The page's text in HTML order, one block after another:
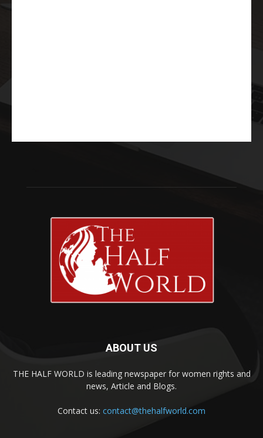
ABOUT US
THE HALF WORLD is leading newspaper for women rights and
news, Article and Blogs.
Contact us: contact@thehalfworld.com